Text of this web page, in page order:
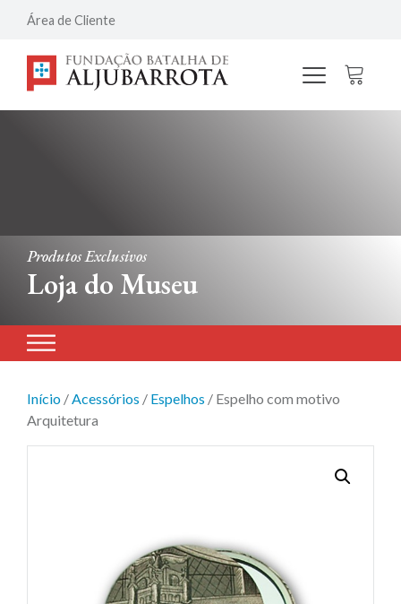
Área de Cliente
Produtos Exclusivos
Loja do Museu
Início /Acessórios / Espelhos / Espelho com motivo
Arquitetura